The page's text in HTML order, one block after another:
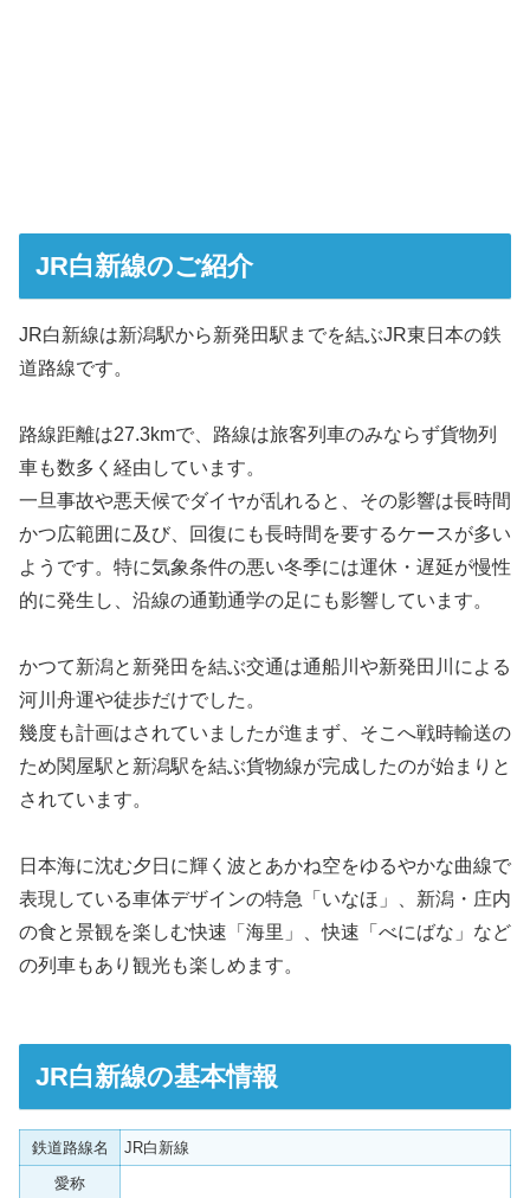
JR白新線のご紹介
JR白新線は新潟駅から新発田駅までを結ぶJR東日本の鉄
道路線です。
路線距離は27.3kmで、路線は旅客列車のみならず貨物列
車も数多く経由しています。
一旦事故や悪天候でダイヤが乱れると、その影響は長時間
かつ広範囲に及び、回復にも長時間を要するケースが多い
ようです。特に気象条件の悪い冬季には運休・遅延が慢性
的に発生し、沿線の通勤通学の足にも影響しています。
かつて新潟と新発田を結ぶ交通は通船川や新発田川による
河川舟運や徒歩だけでした。
幾度も計画はされていましたが進まず、そこへ戦時輸送の
ため関屋駅と新潟駅を結ぶ貨物線が完成したのが始まりと
されています。
日本海に沈む夕日に輝く波とあかね空をゆるやかな曲線で
表現している車体デザインの特急「いなほ」、新潟・庄内
の食と景観を楽しむ快速「海里」、快速「べにばな」など
の列車もあり観光も楽しめます。
JR白新線の基本情報
鉄道路線名
JR白新線
愛称